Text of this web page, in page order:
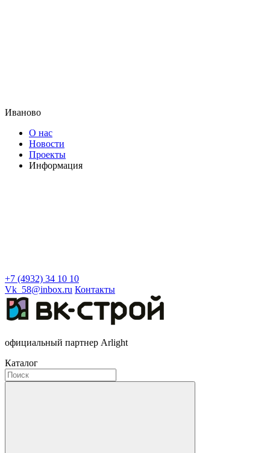
Иваново
О нас
Новости
Проекты
Информация
+7 (4932) 34 10 10
Vk_58@inbox.ru Контакты
официальный партнер Arlight
Каталог